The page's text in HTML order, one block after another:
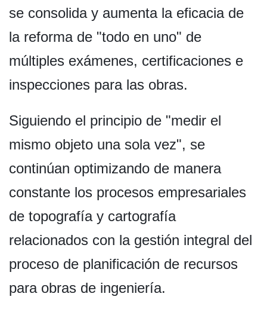
se consolida y aumenta la eficacia de
la reforma de "todo en uno" de
múltiples exámenes, certificaciones e
inspecciones para las obras.
Siguiendo el principio de "medir el
mismo objeto una sola vez", se
continúan optimizando de manera
constante los procesos empresariales
de topografía y cartografía
relacionados con la gestión integral del
proceso de planificación de recursos
para obras de ingeniería.